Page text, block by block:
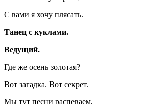
С вами я хочу плясать.
Танец с куклами.
Ведущий.
Где же осень золотая?
Вот загадка. Вот секрет.
Мы тут песни распеваем,